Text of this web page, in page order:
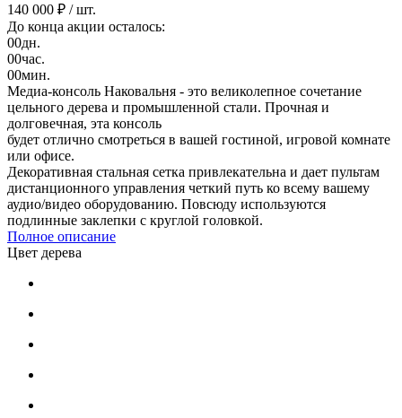
140 000 ₽ / шт.
До конца акции осталось:
00дн.
00час.
00мин.
Медиа-консоль Наковальня - это великолепное сочетание
цельного дерева и промышленной стали. Прочная и
долговечная, эта консоль
будет отлично смотреться в вашей гостиной, игровой комнате
или офисе.
Декоративная стальная сетка привлекательна и дает пультам
дистанционного управления четкий путь ко всему вашему
аудио/видео оборудованию. Повсюду используются
подлинные заклепки с круглой головкой.
Полное описание
Цвет дерева